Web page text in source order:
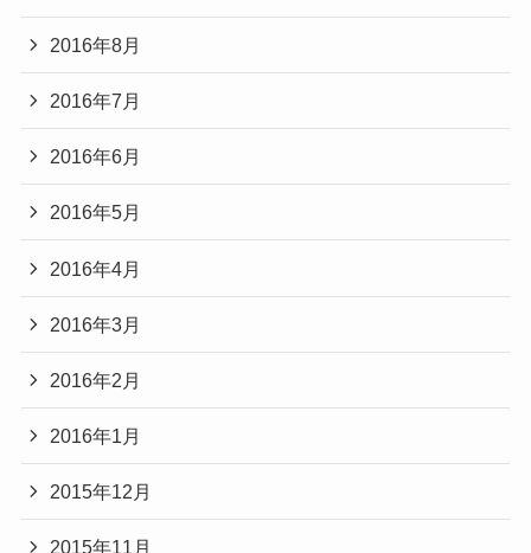
2016年8月
2016年7月
2016年6月
2016年5月
2016年4月
2016年3月
2016年2月
2016年1月
2015年12月
2015年11月